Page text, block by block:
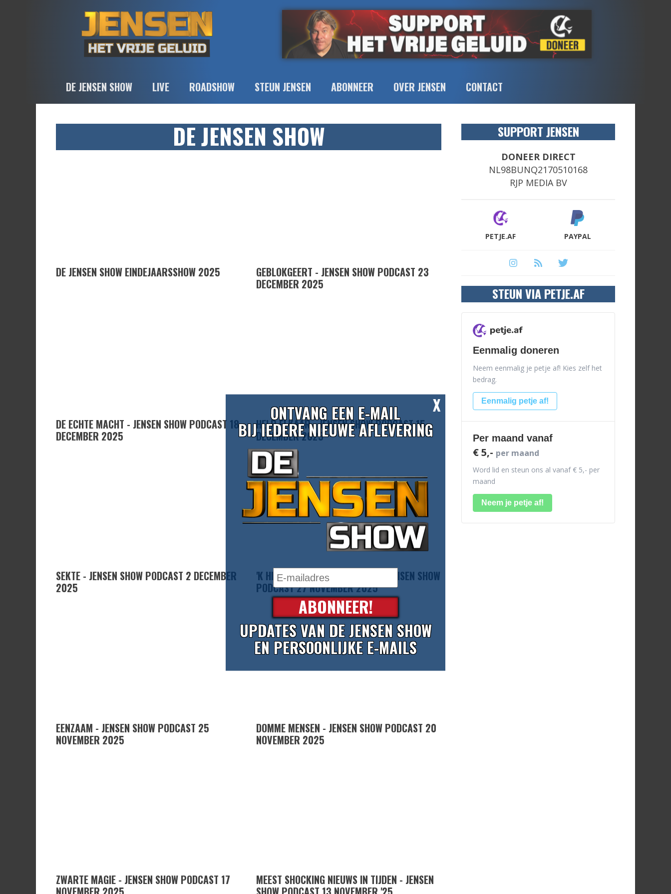
DE JENSEN SHOW LIVE ROADSHOW STEUN JENSEN ABONNEER OVER JENSEN CONTACT
DE JENSEN SHOW
DE JENSEN SHOW EINDEJAARSSHOW 2025
GEBLOKGEERT - JENSEN SHOW PODCAST 23
DECEMBER 2025
DE ECHTE MACHT - JENSEN SHOW PODCAST 18
DECEMBER 2025
HELP ELKAAR - JENSEN SHOW PODCAST 15
DECEMBER 2025
SEKTE - JENSEN SHOW PODCAST 2 DECEMBER
2025
'K HEB U LIEF MIJN NEDERLAND - JENSEN SHOW
PODCAST 27 NOVEMBER 2025
EENZAAM - JENSEN SHOW PODCAST 25
NOVEMBER 2025
DOMME MENSEN - JENSEN SHOW PODCAST 20
NOVEMBER 2025
ZWARTE MAGIE - JENSEN SHOW PODCAST 17
MEEST SHOCKING NIEUWS IN TIJDEN - JENSEN
SUPPORT JENSEN
DONEER DIRECT
NL98BUNQ2170510168
RJP MEDIA BV
PETJE.AF PAYPAL
STEUN VIA PETJE.AF
Eenmalig doneren
Neem eenmalig je petje af! Kies zelf het
bedrag.
Eenmalig petje af!
Per maand vanaf
€ 5,- per maand
Word lid en steun ons al vanaf € 5,- per
maand
Neem je petje af!
X
ONTVANG EEN E-MAIL
BIJ IEDERE NIEUWE AFLEVERING
ABONNEER!
UPDATES VAN DE JENSEN SHOW
EN PERSOONLIJKE E-MAILS